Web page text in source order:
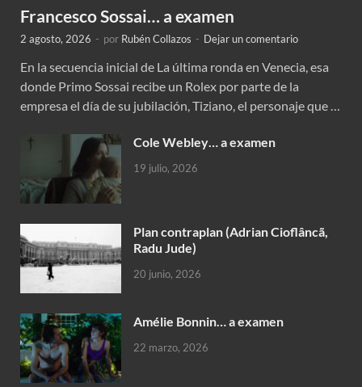
Francesco Sossai… a examen
2 agosto, 2026 - por Rubén Collazos - Dejar un comentario
En la secuencia inicial de La última ronda en Venecia, esa
donde Primo Sossai recibe un Rolex por parte de la
empresa el día de su jubilación, Tiziano, el personaje que …
Cole Webley… a examen
19 julio, 2026
Plan contraplan (Adrian Cioflâncã,
Radu Jude)
20 junio, 2026
Amélie Bonnin… a examen
22 marzo, 2026